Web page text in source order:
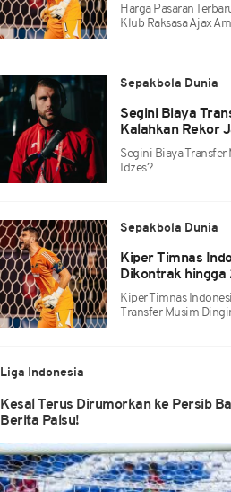
Harga Pasaran
Klub Raksasa Ajax
Sepakbola Dunia
Segini Biaya
Kalahkan Rekor
Segini Biaya Transfer
Idzes?
Sepakbola Dunia
Kiper Timnas
Dikontrak hingga
Kiper Timnas
Transfer Musim
Liga Indonesia
Kesal Terus Dirumorkan ke Persib
Berita Palsu!